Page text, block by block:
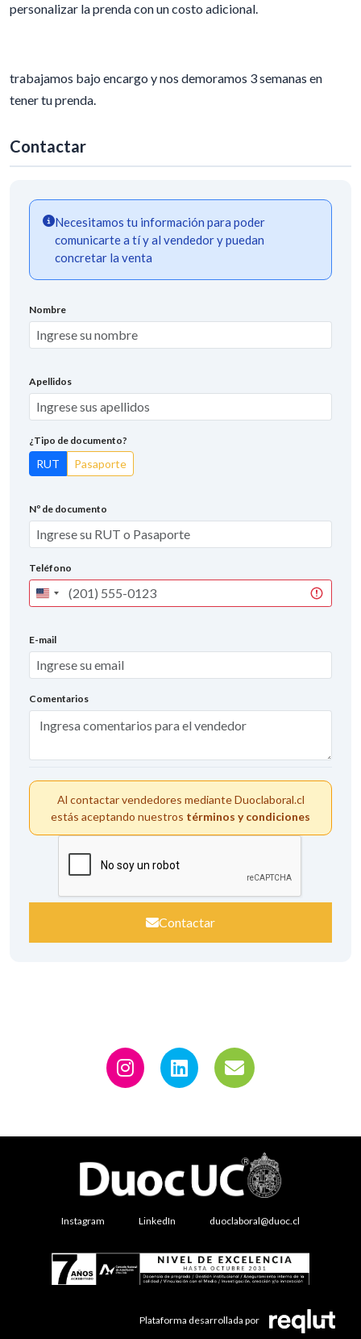
personalizar la prenda con un costo adicional.
trabajamos bajo encargo y nos demoramos 3 semanas en
tener tu prenda.
Contactar
Necesitamos tu información para poder
comunicarte a tí y al vendedor y puedan
concretar la venta
Nombre
Apellidos
¿Tipo de documento?
RUT Pasaporte
Nº de documento
Teléfono
United
States
E-mail
Comentarios
Al contactar vendedores mediante Duoclaboral.cl
estás aceptando nuestros términos y condiciones
Contactar
Instagram LinkedIn duoclaboral@duoc.cl
Plataforma desarrollada por